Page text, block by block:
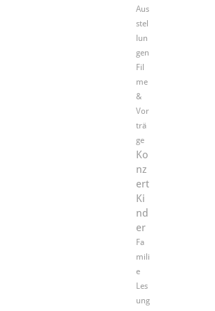
Aus
stel
lun
gen
Fil
me
&
Vor
trä
ge
Ko
nz
ert
Ki
nd
er
Fa
mili
e
Les
ung